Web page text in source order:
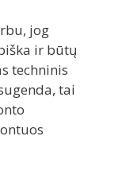
jog
ir būtų
techninis
tai